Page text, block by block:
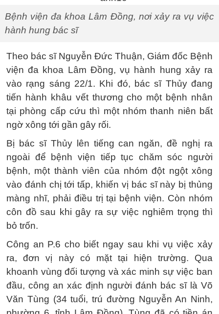
Bệnh viện đa khoa Lâm Đồng, nơi xảy ra vụ việc
hành hung bác sĩ
Theo bác sĩ Nguyễn Đức Thuận, Giám đốc Bệnh
viện đa khoa Lâm Đồng, vụ hành hung xảy ra
vào rạng sáng 22/1. Khi đó, bác sĩ Thủy đang
tiến hành khâu vết thương cho một bệnh nhân
tại phòng cấp cứu thì một nhóm thanh niên bất
ngờ xông tới gần gây rối.
Bị bác sĩ Thủy lên tiếng can ngăn, đề nghị ra
ngoài để bệnh viện tiếp tục chăm sóc người
bệnh, một thành viên của nhóm đột ngột xông
vào đánh chị tới tấp, khiến vị bác sĩ này bị thủng
màng nhĩ, phải điều trị tại bệnh viện. Còn nhóm
côn đồ sau khi gây ra sự việc nghiêm trọng thì
bỏ trốn.
Công an P.6 cho biết ngay sau khi vụ việc xảy
ra, đơn vị này có mặt tại hiện trường. Qua
khoanh vùng đối tượng và xác minh sự việc ban
đầu, công an xác định người đánh bác sĩ là Võ
Văn Tùng (34 tuổi, trú đường Nguyễn An Ninh,